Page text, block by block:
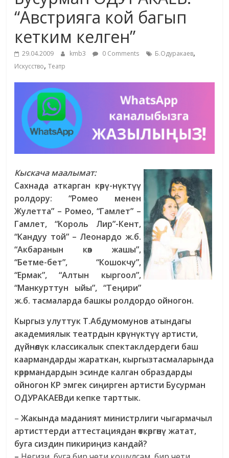
маданияты
жана
адабияты
“Австрияга кой багып
кетким келген”
29.04.2009 kmb3 0 Comments Б.Одуракаев,
Искусство,Театр
Кыскача маалымат:
Сахнада аткарган көрү-нүктүү
ролдору: “Ромео менен
Жулетта” – Ромео, “Гамлет” –
Гамлет, “Король Лир”-Кент,
“Кандуу той” – Леонардо ж.б.
“Акбаранын көз жашы”,
“Бетме-бет”, “Кошокчу”,
“Ермак”, “Алтын кыргоол”,
“Манкурттун ыйы”, “Теңири”
ж.б. тасмаларда башкы ролдордо ойногон.
Кыргыз улуттук Т.Абдумомунов атындагы
академиялык театрдын көрүнүктүү артисти,
дүйнөлүк классикалык спектаклдердеги баш
каармандарды жараткан, кыргызтасмаларында
көрөрмандардын эсинде калган образдарды
ойногон КР эмгек сиңирген артисти Бусурман
ОДУРАКАЕВди кепке тарттык.
–Жакында маданият министрлиги чыгармачыл
артисттерди аттестациядан өткөргөнү жатат,
буга сиздин пикириңиз кандай?